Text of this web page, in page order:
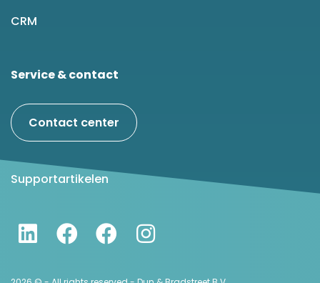
CRM
Service & contact
Contact center
Supportartikelen